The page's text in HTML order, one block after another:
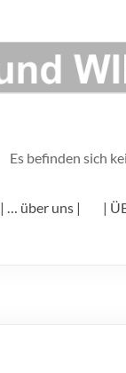
Es befinden sich
| … über uns |
|